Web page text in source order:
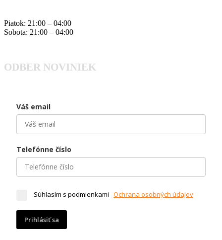
Piatok: 21:00 – 04:00
Sobota: 21:00 – 04:00
ODBER NOVINIEK
Váš email
Telefónne číslo
Súhlasím s podmienkami Ochrana osobných údajov
Prihlásiť sa